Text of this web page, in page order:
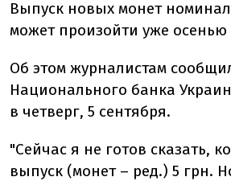
Выпуск новых монет
может произойти уже осенью
Об этом журналистам
Национального банка
в четверг, 5 сентября.
"Сейчас я не готов сказать,
выпуск (монет – ред.) 5 грн.